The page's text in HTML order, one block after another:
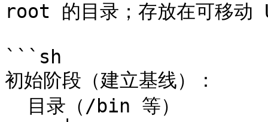
root 的目录；存放在可移动
```sh
初始阶段（建立基线）：